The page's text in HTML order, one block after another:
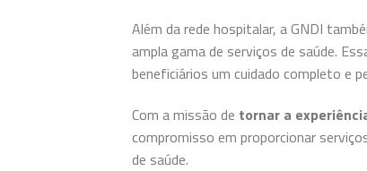
Além da rede hospitalar, a GNDI
ampla gama de serviços de saúde.
beneficiários um cuidado completo e
Com a missão de tornar a
compromisso em proporcionar
de saúde.